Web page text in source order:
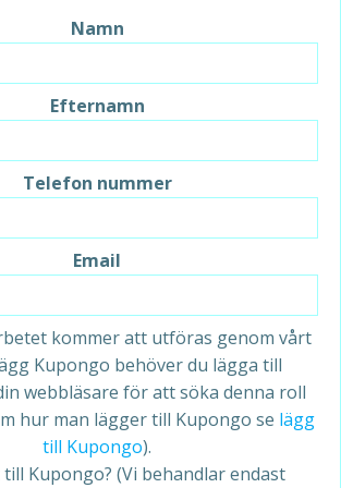
Namn
Efternamn
Telefon nummer
Email
kommer att utföras genom vårt
Kupongo behöver du lägga till
webbläsare för att söka denna roll
hur man lägger till Kupongo se lägg
till Kupongo).
Kupongo? (Vi behandlar endast